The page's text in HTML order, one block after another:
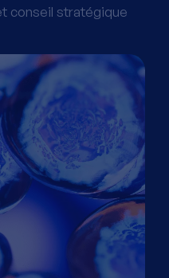
conseil stratégique